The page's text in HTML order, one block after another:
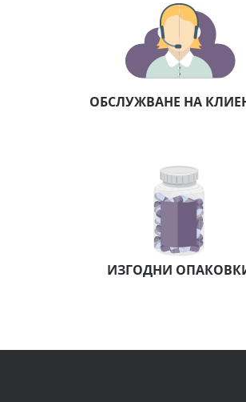
ОБСЛУЖВАНЕ НА
ИЗГОДНИ